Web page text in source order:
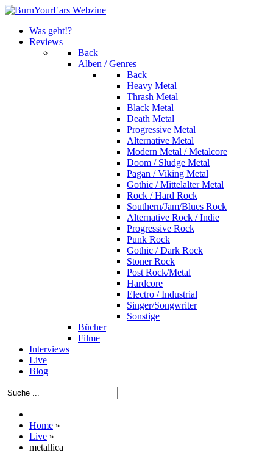
Was geht!?
Reviews
Back
Alben / Genres
Back
Heavy Metal
Thrash Metal
Black Metal
Death Metal
Progressive Metal
Alternative Metal
Modern Metal / Metalcore
Doom / Sludge Metal
Pagan / Viking Metal
Gothic / Mittelalter Metal
Rock / Hard Rock
Southern/Jam/Blues Rock
Alternative Rock / Indie
Progressive Rock
Punk Rock
Gothic / Dark Rock
Stoner Rock
Post Rock/Metal
Hardcore
Electro / Industrial
Singer/Songwriter
Sonstige
Bücher
Filme
Interviews
Live
Blog
Home »
Live »
metallica